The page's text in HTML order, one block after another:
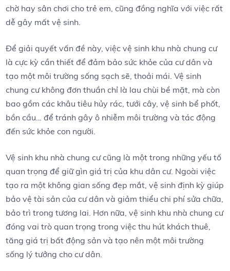
chờ hay sân chơi cho trẻ em, cũng đồng nghĩa với việc rất
dễ gây mất vệ sinh.
Để giải quyết vấn đề này, việc vệ sinh khu nhà chung cư
là cực kỳ cần thiết để đảm bảo sức khỏe của cư dân và
tạo một môi trường sống sạch sẽ, thoải mái. Vệ sinh
chung cư không đơn thuần chỉ là lau chùi bề mặt, mà còn
bao gồm các khâu tiêu hủy rác, tưới cây, vệ sinh bể phốt,
bồn cầu… để tránh gây ô nhiễm môi trường và tác động
đến sức khỏe con người.
Vệ sinh khu nhà chung cư cũng là một trong những yếu tố
quan trọng để giữ gìn giá trị của khu dân cư. Ngoài việc
tạo ra một không gian sống đẹp mắt, vệ sinh định kỳ giúp
bảo vệ tài sản của cư dân và giảm thiểu chi phí sửa chữa,
bảo trì trong tương lai. Hơn nữa, vệ sinh khu nhà chung cư
đóng vai trò quan trọng trong việc thu hút khách thuê,
tăng giá trị bất động sản và tạo nên một môi trường
sống lý tưởng cho cư dân.